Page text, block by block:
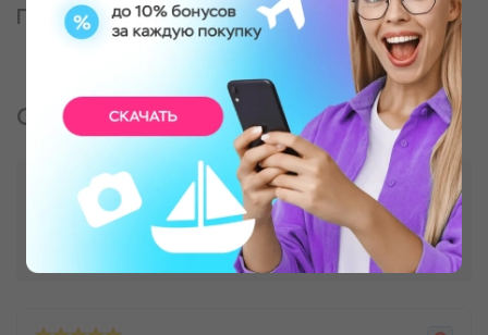
Партнер, оказывающий услугу
Отзывы о подарке